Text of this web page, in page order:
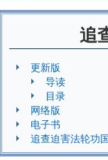
追
更新版
导读
目录
网络版
电子书
追查迫害法轮功